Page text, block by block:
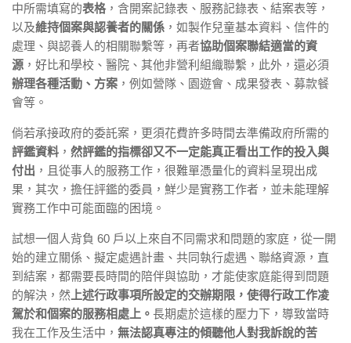
中所需填寫的表格，含開案記錄表、服務記錄表、結案表等，
以及維持個案與認養者的關係 ，如製作兒童基本資料、信件的
處理、與認養人的相關聯繫等，再者協助個案聯結適當的資
源 ，好比和學校、醫院、其他非營利組織聯繫，此外，還必須
辦理各種活動、方案 ，例如營隊、園遊會、成果發表、募款餐
會等。
倘若承接政府的委託案，更須花費許多時間去準備政府所需的
評鑑資料 ， 然評鑑的指標卻又不一定能真正看出工作的投入與
付出 ，且從事人的服務工作，很難單憑量化的資料呈現出成
果，其次，擔任評鑑的委員，鮮少是實務工作者，並未能理解
實務工作中可能面臨的困境。
試想一個人背負 60 戶以上來自不同需求和問題的家庭，從一開
始的建立關係、擬定處遇計畫、共同執行處遇、聯絡資源，直
到結案，都需要長時間的陪伴與協助，才能使家庭能得到問題
的解決，然 上述行政事項所設定的交辦期限，使得行政工作凌
駕於和個案的服務相處上。 長期處於這樣的壓力下，導致當時
我在工作及生活中， 無法認真專注的傾聽他人對我訴說的苦